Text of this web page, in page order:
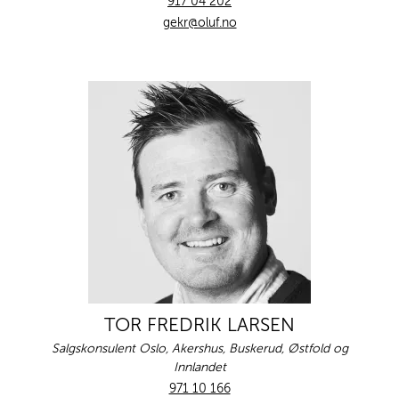
gekr@oluf.no
TOR FREDRIK LARSEN
Salgskonsulent Oslo, Akershus, Buskerud, Østfold og
Innlandet
971 10 166